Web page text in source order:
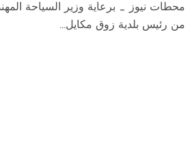
محطات نيوز _ برعاية وزير السياحة المهندس “وليد نصّار، وبدعوة
من رئيس بلدية زوق مكايل...